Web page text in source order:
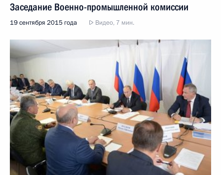
Заседание Военно-промышленной комиссии
19 сентября 2015 года Видео, 7 мин.